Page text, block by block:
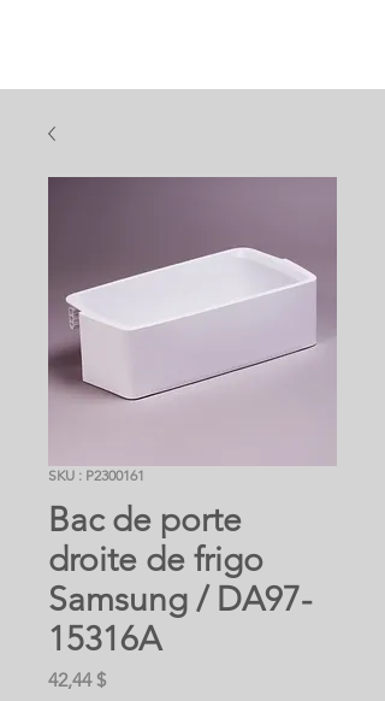
SKU : P2300161
Bac de porte
droite de frigo
Samsung / DA97-
15316A
42,44 $Prix